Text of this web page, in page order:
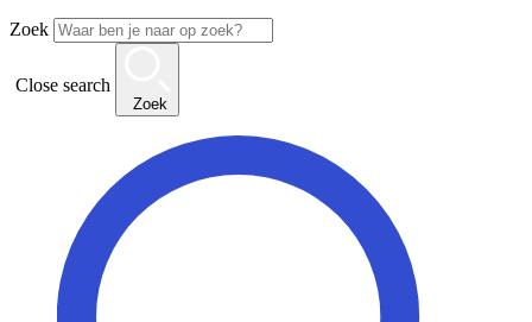
Zoek
Close search
Zoek